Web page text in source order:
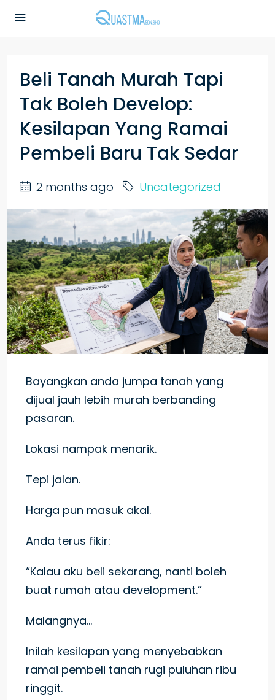
Beli Tanah Murah Tapi
Tak Boleh Develop:
Kesilapan Yang Ramai
Pembeli Baru Tak Sedar
2 months ago Uncategorized
Bayangkan anda jumpa tanah yang
dijual jauh lebih murah berbanding
pasaran.
Lokasi nampak menarik.
Tepi jalan.
Harga pun masuk akal.
Anda terus fikir:
“Kalau aku beli sekarang, nanti boleh
buat rumah atau development.”
Malangnya…
Inilah kesilapan yang menyebabkan
ramai pembeli tanah rugi puluhan ribu
ringgit.